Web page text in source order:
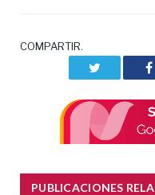
COMPARTIR.
PUBLICACIONES